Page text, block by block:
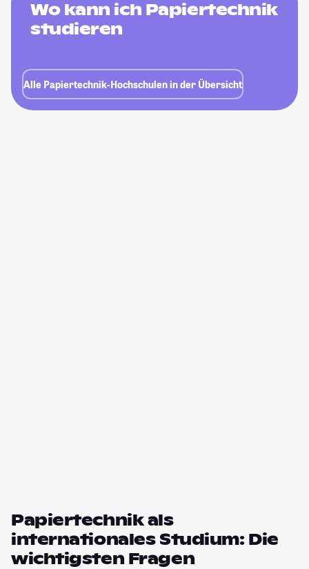
Wo kann ich Papiertechnik
studieren
Alle Papiertechnik-Hochschulen in der Übersicht
Papiertechnik als
internationales Studium: Die
wichtigsten Fragen